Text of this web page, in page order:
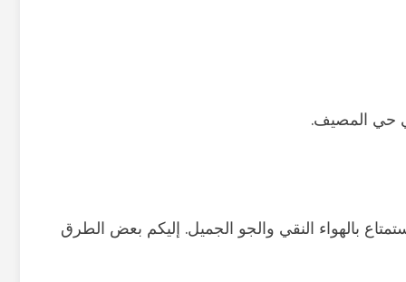
حي المصيف.
بالهواء النقي والجو الجميل. إليكم بعض الطرق